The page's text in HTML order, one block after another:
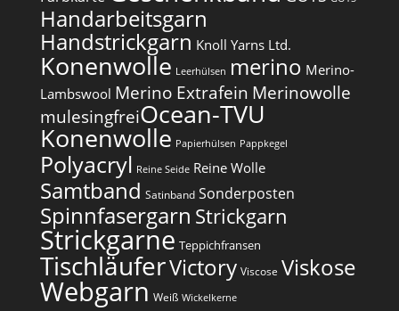
Handarbeitsgarn
Handstrickgarn Knoll Yarns Ltd.
Konenwolle Leerhülsen merino Merino-
Lambswool Merino Extrafein Merinowolle
mulesingfrei​Ocean-TVU
Konenwolle Papierhülsen Pappkegel
Polyacryl Reine Seide Reine Wolle
Samtband Satinband Sonderposten
Spinnfasergarn Strickgarn
Strickgarne Teppichfransen
TischläuferVictory Viscose Viskose
Webgarn Weiß Wickelkerne